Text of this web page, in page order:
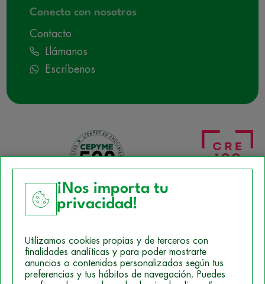
Conecta con nosotros
Contacto
Llámanos
Escríbenos
Política de Cookies
Mapa del sitio
¡Nos importa tu
privacidad!
Utilizamos cookies propias y de terceros con
finalidades analíticas y para poder mostrarte
anuncios o contenidos personalizados según tus
preferencias y tus hábitos de navegación. Puedes